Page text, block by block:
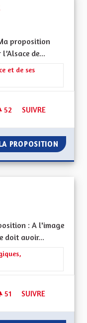
proposition
de...
L'attractivité
et de ses
52 52 ABONNÉS
SUIVRE
PROPOSITION NE
: A l'image
doit avoir...
transitions
51 51 ABONNÉS
SUIVRE